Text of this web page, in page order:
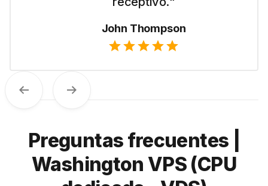
Preguntas frecuentes |
Washington VPS (CPU
dedicada • VDS)